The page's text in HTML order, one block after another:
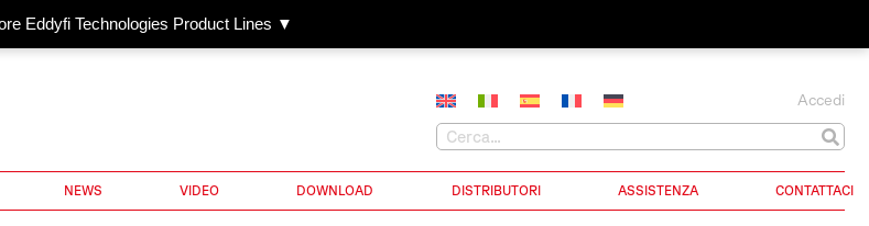
Eddyfi Technologies Product Lines ▼
Accedi
NEWS VIDEO DOWNLOAD DISTRIBUTORI ASSISTENZA CONTATTACI